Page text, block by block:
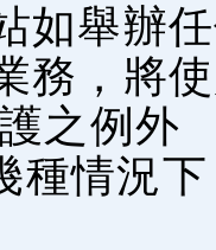
如舉辦
務，將
之例外
種情況